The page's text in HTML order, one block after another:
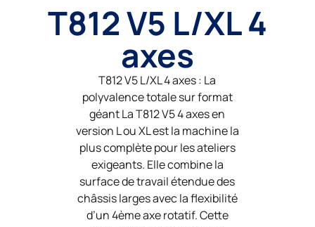
T812 V5 L/XL 4
axes
T812 V5 L/XL 4 axes : La
polyvalence totale sur format
géant La T812 V5 4 axes en
version L ou XL est la machine la
plus complète pour les ateliers
exigeants. Elle combine la
surface de travail étendue des
châssis larges avec la flexibilité
d’un 4ème axe rotatif. Cette